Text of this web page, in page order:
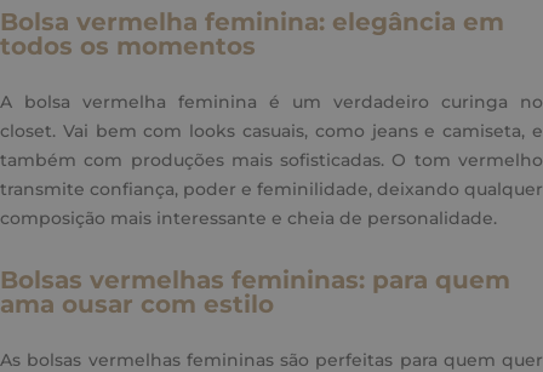
Bolsa vermelha feminina: elegância em
todos os momentos
A bolsa vermelha feminina é um verdadeiro curinga no
closet. Vai bem com looks casuais, como jeans e camiseta, e
também com produções mais sofisticadas. O tom vermelho
transmite confiança, poder e feminilidade, deixando qualquer
composição mais interessante e cheia de personalidade.
Bolsas vermelhas femininas: para quem
ama ousar com estilo
As bolsas vermelhas femininas são perfeitas para quem quer